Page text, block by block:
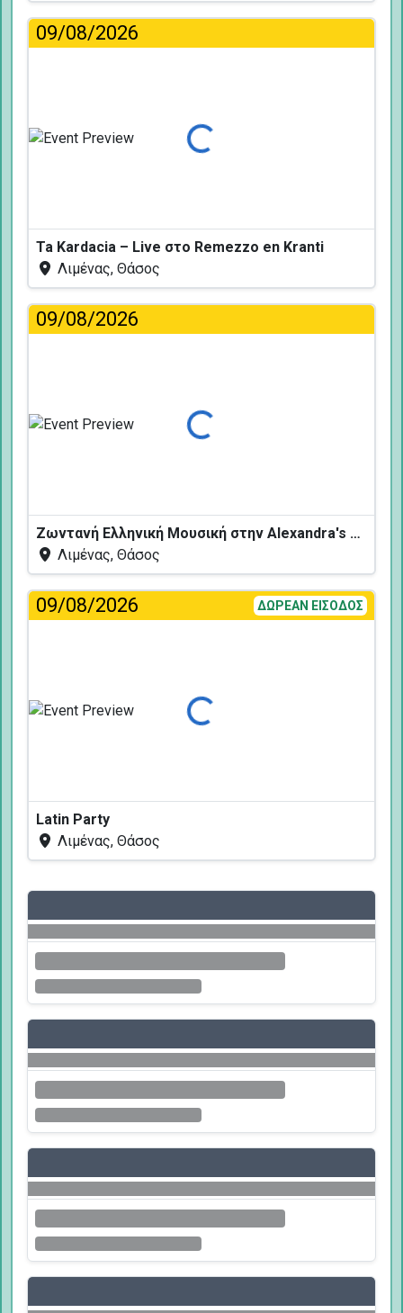
09/08/2026
Φόρτωση...
Ta Kardacia – Live στο Remezzo en Kranti
Λιμένας, Θάσος
09/08/2026
Φόρτωση...
Ζωντανή Ελληνική Μουσική στην Alexandra's Restaurant
Λιμένας, Θάσος
09/08/2026 ΔΩΡΕΑΝ ΕΙΣΟΔΟΣ
Φόρτωση...
Latin Party
Λιμένας, Θάσος